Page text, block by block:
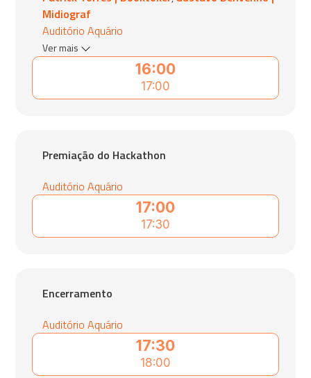
16:00
17:00
Midiograf
Auditório Aquário
Ver mais
17:00
17:30
Premiação do Hackathon
Auditório Aquário
17:30
18:00
Encerramento
Auditório Aquário